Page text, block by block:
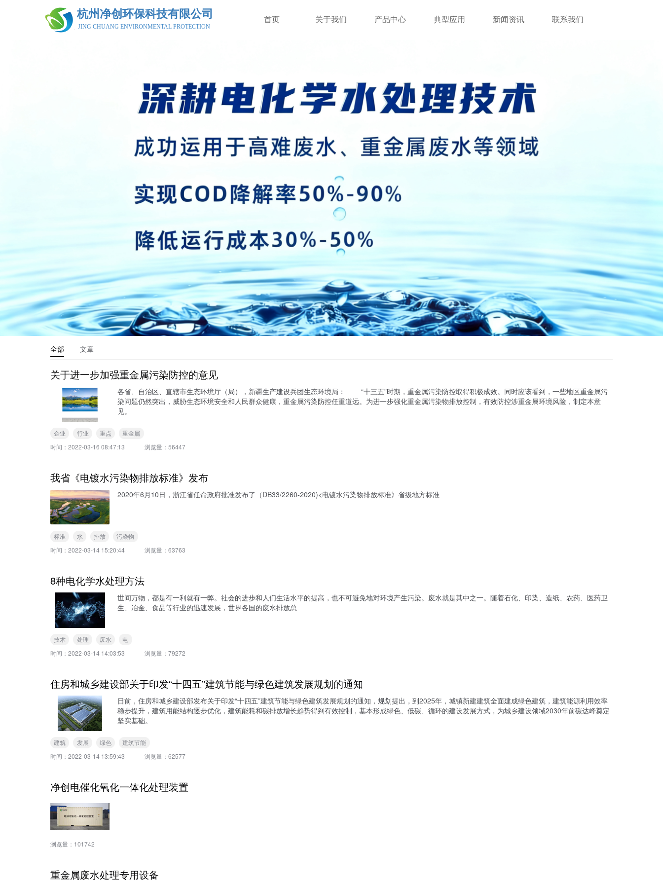
杭州净创环保科技有限公司
JING CHUANG ENVIRONMENTAL PROTECTION
首页 关于我们 产品中心 典型应用 新闻资讯 联系我们
全部 文章
关于进一步加强重金属污染防控的意见
各省、自治区、直辖市生态环境厅（局），新疆生产建设兵团生态环境局： “十三五”时期，重金属污染防控取得积极成效。同时应该看到，一些地区重金属污
染问题仍然突出，威胁生态环境安全和人民群众健康，重金属污染防控任重道远。为进一步强化重金属污染物排放控制，有效防控涉重金属环境风险，制定本意
见。
企业 行业 重点
重金属
时间： 2022-03-16 08:47:13 浏览量： 56447
我省《电镀水污染物排放标准》发布
2020年6月10日，浙江省任命政府批准发布了（DB33/2260-2020)<电镀水污染物排放标准》省级地方标准
标准 水 排放
污染物
时间： 2022-03-14 15:20:44 浏览量： 63763
8种电化学水处理方法
世间万物，都是有一利就有一弊。社会的进步和人们生活水平的提高，也不可避免地对环境产生污染。废水就是其中之一。随着石化、印染、造纸、农药、医药卫
生、冶金、食品等行业的迅速发展，世界各国的废水排放总
技术 处理 废水
电
时间： 2022-03-14 14:03:53 浏览量： 79272
住房和城乡建设部关于印发“十四五”建筑节能与绿色建筑发展规划的通知
日前，住房和城乡建设部发布关于印发“十四五”建筑节能与绿色建筑发展规划的通知，规划提出，到2025年，城镇新建建筑全面建成绿色建筑，建筑能源利用效率
稳步提升，建筑用能结构逐步优化，建筑能耗和碳排放增长趋势得到有效控制，基本形成绿色、低碳、循环的建设发展方式，为城乡建设领域2030年前碳达峰奠定
坚实基础。
建筑 发展 绿色
建筑节能
时间： 2022-03-14 13:59:43 浏览量： 62577
净创电催化氧化一体化处理装置
浏览量： 101742
重金属废水处理专用设备